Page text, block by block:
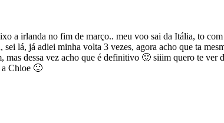
a irlanda no fim de março.. meu voo sai da Itália, to
lá, já adiei minha volta 3 vezes, agora acho que ta
dessa vez acho que é definitivo 🙂 siiim quero te ver
a Chloe 🙂